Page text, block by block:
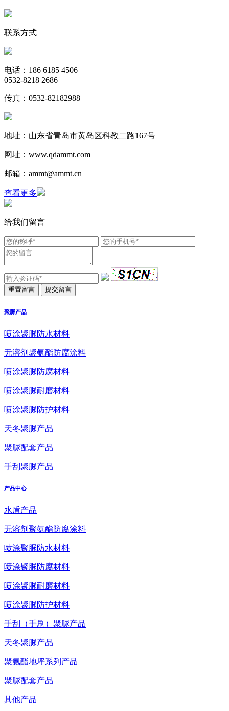
联系方式
电话：186 6185 4506
0532-8218 2686
传真：0532-82182988
地址：山东省青岛市黄岛区科教二路167号
网址：www.qdammt.com
邮箱：ammt@ammt.cn
查看更多
给我们留言
聚脲产品
喷涂聚脲防水材料
无溶剂聚氨酯防腐涂料
喷涂聚脲防腐材料
喷涂聚脲耐磨材料
喷涂聚脲防护材料
天冬聚脲产品
聚脲配套产品
手刮聚脲产品
产品中心
水盾产品
无溶剂聚氨酯防腐涂料
喷涂聚脲防水材料
喷涂聚脲防腐材料
喷涂聚脲耐磨材料
喷涂聚脲防护材料
手刮（手刷）聚脲产品
天冬聚脲产品
聚氨酯地坪系列产品
聚脲配套产品
其他产品